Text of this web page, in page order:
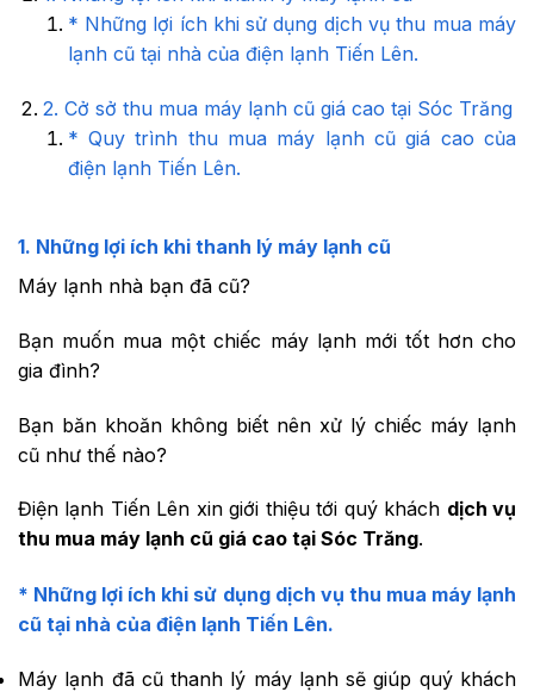
* Những lợi ích khi sử dụng dịch vụ thu mua máy
lạnh cũ tại nhà của điện lạnh Tiến Lên.
2. Cở sở thu mua máy lạnh cũ giá cao tại Sóc Trăng
* Quy trình thu mua máy lạnh cũ giá cao của
điện lạnh Tiến Lên.
1. Những lợi ích khi thanh lý máy lạnh cũ
Máy lạnh nhà bạn đã cũ?
Bạn muốn mua một chiếc máy lạnh mới tốt hơn cho
gia đình?
Bạn băn khoăn không biết nên xử lý chiếc máy lạnh
cũ như thế nào?
Điện lạnh Tiến Lên xin giới thiệu tới quý khách dịch vụ
thu mua máy lạnh cũ giá cao tại Sóc Trăng.
* Những lợi ích khi sử dụng dịch vụ thu mua máy lạnh
cũ tại nhà của điện lạnh Tiến Lên.
Máy lạnh đã cũ thanh lý máy lạnh sẽ giúp quý khách